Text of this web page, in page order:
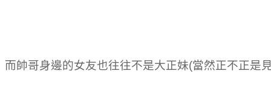
而帥哥身邊的女友也往往不是大正妹(當然正不正是